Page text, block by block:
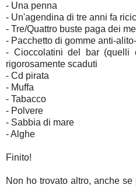
- Una penna
- Un'agendina di tre anni fa
- Tre/Quattro buste paga dei
- Pacchetto di gomme anti-
- Cioccolatini del bar (quelli
rigorosamente scaduti
- Cd pirata
- Muffa
- Tabacco
- Polvere
- Sabbia di mare
- Alghe
Finito!
Non ho trovato altro, anche